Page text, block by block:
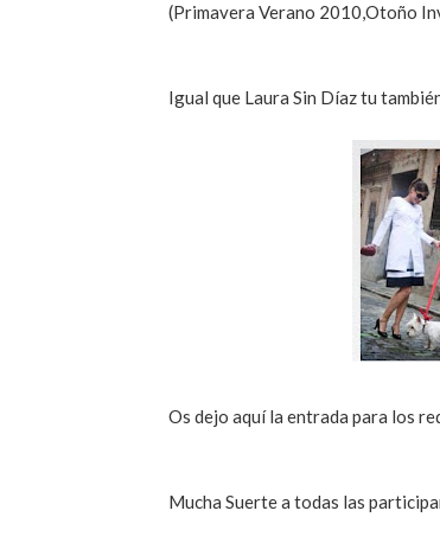
(Primavera Verano 2010,Otoño
Igual que Laura Sin Díaz tu
Os dejo aquí la entrada para los
Mucha Suerte a todas las